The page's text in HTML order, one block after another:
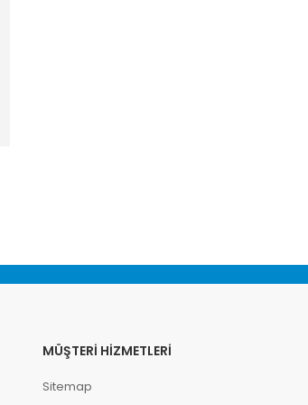
MÜŞTERI HIZMETLERI
Sitemap